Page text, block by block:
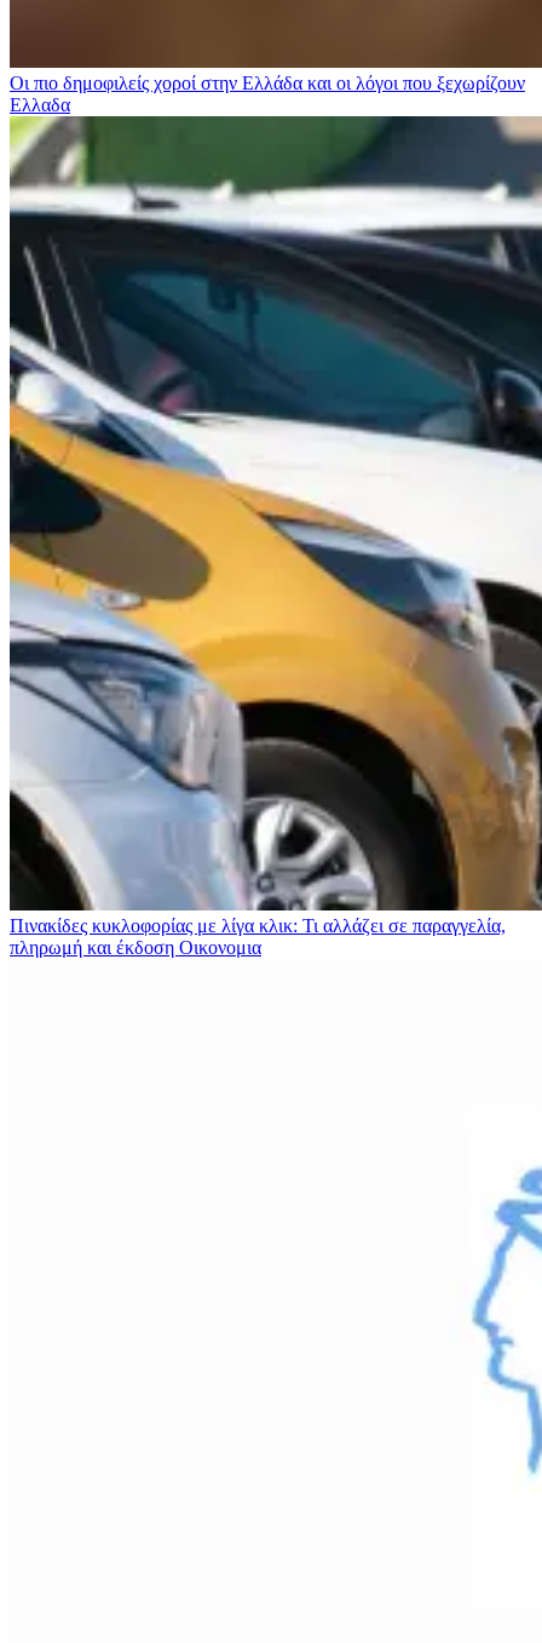
Οι πιο δημοφιλείς χοροί στην Ελλάδα και οι λόγοι που ξεχωρίζουν
Ελλαδα
Πινακίδες κυκλοφορίας με λίγα κλικ: Τι αλλάζει σε παραγγελία,
πληρωμή και έκδοση Οικονομια